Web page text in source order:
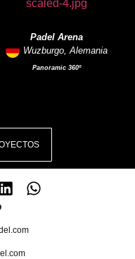
Padel Arena
Wuzburgo, Alemania
Panoramic 360º